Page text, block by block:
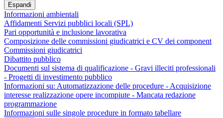
Espandi
Informazioni ambientali
Affidamenti Servizi pubblici locali (SPL)
Pari opportunità e inclusione lavorativa
Composizione delle commissioni giudicatrici e CV dei component
Commissioni giudicatrici
Dibattito pubblico
Documenti sul sistema di qualificazione - Gravi illeciti professionali
- Progetti di investimento pubblico
Informazioni su: Automatizzazione delle procedure - Acquisizione
interesse realizzazione opere incompiute - Mancata redazione
programmazione
Informazioni sulle singole procedure in formato tabellare